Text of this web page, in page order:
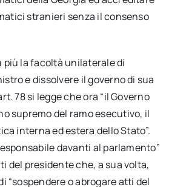
stranieri senza il consenso
più la facoltà unilaterale di
e dissolvere il governo di sua
78 si legge che ora “il Governo
supremo del ramo esecutivo, il
interna ed estera dello Stato”.
davanti al parlamento”
del presidente che, a sua volta,
“sospendere o abrogare atti del